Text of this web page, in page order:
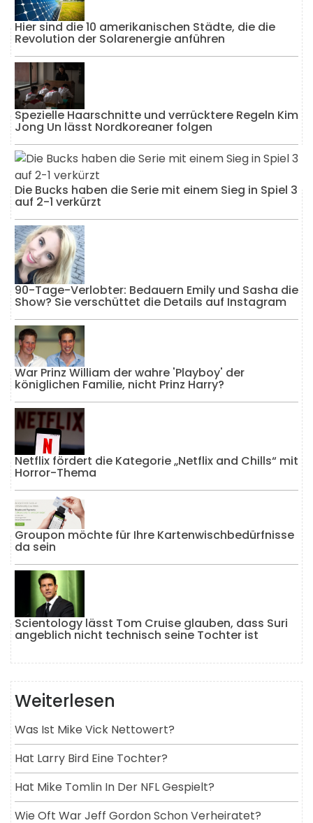
Hier sind die 10 amerikanischen Städte, die die
Revolution der Solarenergie anführen
Spezielle Haarschnitte und verrücktere Regeln Kim
Jong Un lässt Nordkoreaner folgen
Die Bucks haben die Serie mit einem Sieg in Spiel 3
auf 2-1 verkürzt
90-Tage-Verlobter: Bedauern Emily und Sasha die
Show? Sie verschüttet die Details auf Instagram
War Prinz William der wahre 'Playboy' der
königlichen Familie, nicht Prinz Harry?
Netflix fördert die Kategorie „Netflix and Chills“ mit
Horror-Thema
Groupon möchte für Ihre Kartenwischbedürfnisse
da sein
Scientology lässt Tom Cruise glauben, dass Suri
angeblich nicht technisch seine Tochter ist
Weiterlesen
Was Ist Mike Vick Nettowert?
Hat Larry Bird Eine Tochter?
Hat Mike Tomlin In Der NFL Gespielt?
Wie Oft War Jeff Gordon Schon Verheiratet?